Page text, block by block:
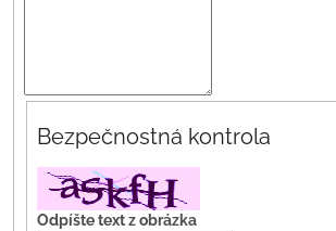
Bezpečnostná kontrola
Odpíšte text z obrázka